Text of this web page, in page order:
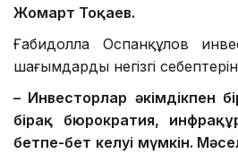
Жомарт Тоқаев.
Ғабидолла Оспанқұлов
шағымдардың негізгі себептерін
– Инвесторлар әкімдікпен
бірақ бюрократия,
бетпе-бет келуі мүмкін.